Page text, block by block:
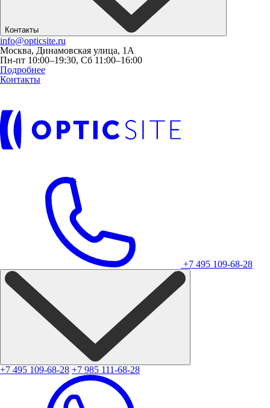
Контакты
info@opticsite.ru
Москва, Динамовская улица, 1А
Пн-пт 10:00–19:30, Сб 11:00–16:00
Подробнее
Контакты
+7 495 109-68-28
+7 495 109-68-28 +7 985 111-68-28